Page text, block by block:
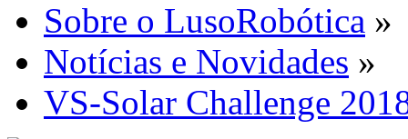
Sobre o LusoRobótica »
Notícias e Novidades »
VS-Solar Challenge